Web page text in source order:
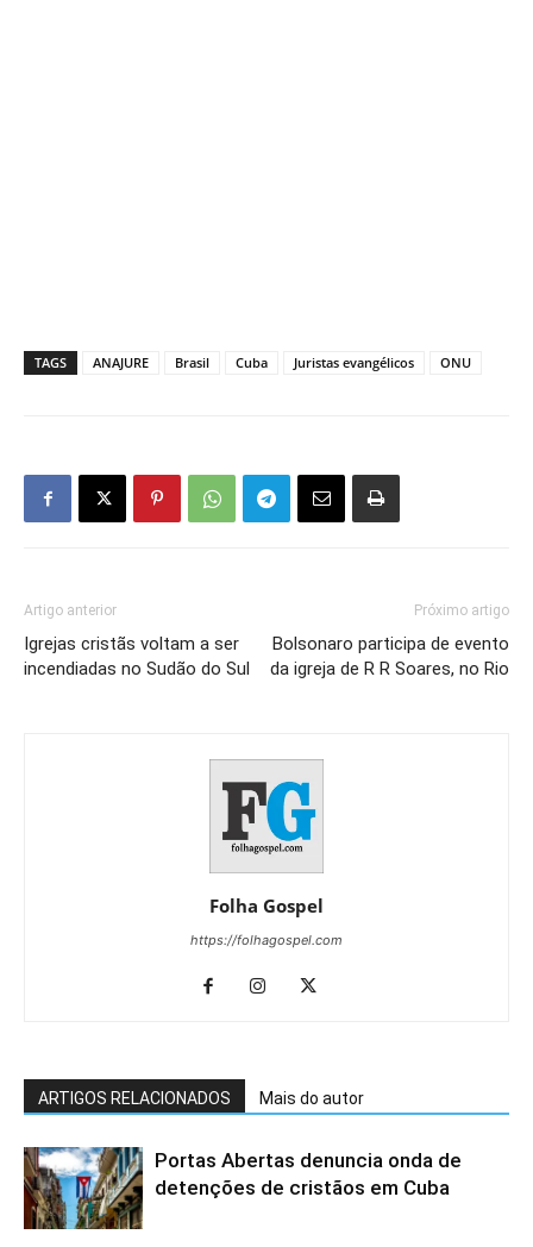
TAGS ANAJURE Brasil Cuba Juristas evangélicos ONU
Artigo anterior
Igrejas cristãs voltam a ser
incendiadas no Sudão do Sul
Próximo artigo
Bolsonaro participa de evento
da igreja de R R Soares, no Rio
Folha Gospel
https://folhagospel.com
ARTIGOS RELACIONADOS Mais do autor
Portas Abertas denuncia onda de
detenções de cristãos em Cuba